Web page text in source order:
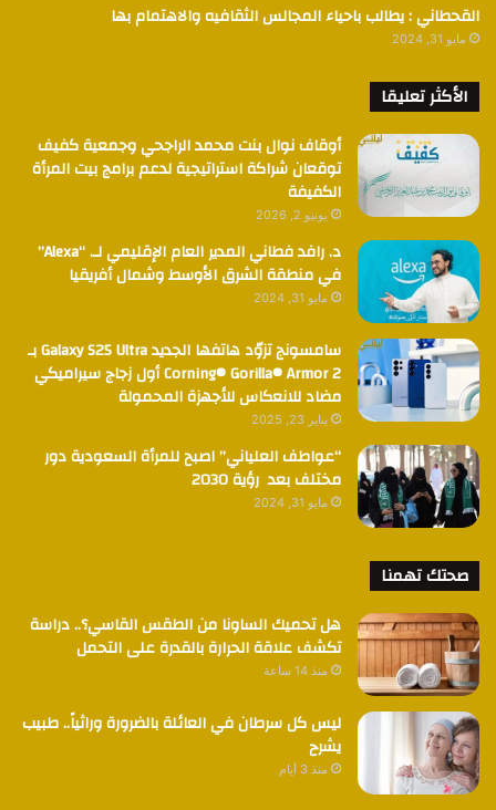
القحطاني : يطالب باحياء المجالس الثقافيه والاهتمام بها
مايو 31, 2024
الأكثر تعليقا
أوقاف نوال بنت محمد الراجحي وجمعية كفيف
توقعان شراكة استراتيجية لدعم برامج بيت المرأة
الكفيفة
يونيو 2, 2026
د. رافد فطاني المدير العام الإقليمي لـ. “Alexa”
في منطقة الشرق الأوسط وشمال أفريقيا
مايو 31, 2024
سامسونج تزوّد هاتفها الجديد Galaxy S25 Ultra بـ
Corning® Gorilla® Armor 2 أول زجاج سيراميكي
مضاد للانعكاس للأجهزة المحمولة
يناير 23, 2025
“عواطف العلياني” اصبح للمرأة السعودية دور
مختلف بعد رؤية 2030
مايو 31, 2024
صحتك تهمنا
هل تحميك الساونا من الطقس القاسي؟.. دراسة
تكشف علاقة الحرارة بالقدرة على التحمل
منذ 14 ساعة
ليس كل سرطان في العائلة بالضرورة وراثياً.. طبيب
يشرح
منذ 3 أيام